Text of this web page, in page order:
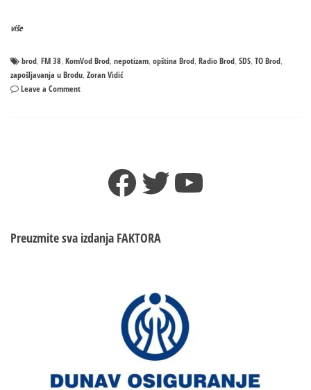
više
brod, FM 38, KomVod Brod, nepotizam, opština Brod, Radio Brod, SDS, TO Brod,
zapošljavanja u Brodu, Zoran Vidić
Leave a Commenton
Facebook
TwitterYouTube
Preuzmite sva izdanja FAKTORA